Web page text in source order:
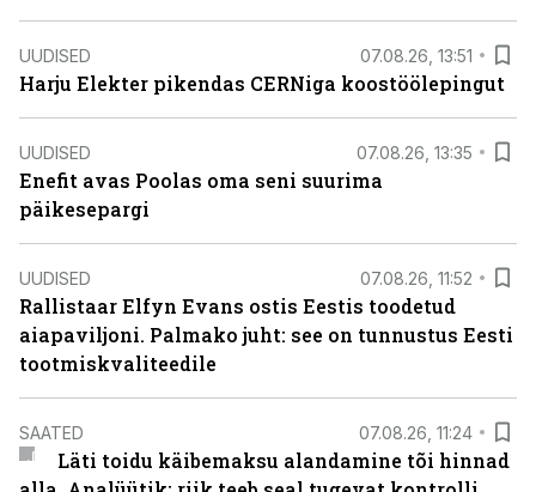
UUDISED 07.08.26, 13:51
Harju Elekter pikendas CERNiga koostöölepingut
UUDISED 07.08.26, 13:35
Enefit avas Poolas oma seni suurima
päikesepargi
UUDISED 07.08.26, 11:52
Rallistaar Elfyn Evans ostis Eestis toodetud
aiapaviljoni. Palmako juht: see on tunnustus Eesti
tootmiskvaliteedile
SAATED 07.08.26, 11:24
Läti toidu käibemaksu alandamine tõi hinnad